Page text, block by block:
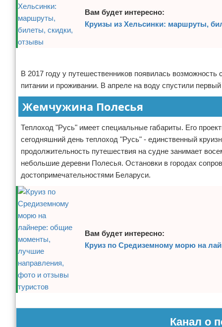
Документы и визы
Билеты
Пляжный отдых
Турагенства
Экстримальный отдых
Разное про отдых
Вам будет интересно:
Круизы из Хельсинки: маршруты,
В 2017 году у путешественников появилась
питании и проживании. В апреле на воду спустили
Жемчужина Полесья
Теплоход "Русь" имеет специальные габариты. Его
сегодняшний день теплоход "Русь" - единственный
продолжительность путешествия на судне занимает
небольшие деревни Полесья. Остановки в городах
достопримечательностями Беларуси.
Вам будет интересно:
Круиз по Средиземному морю на
Канал о